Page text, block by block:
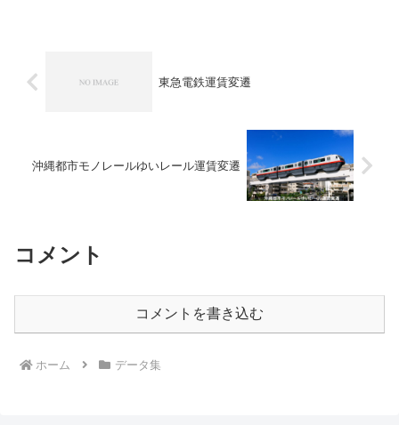
東急電鉄運賃変遷
沖縄都市モノレールゆいレール運賃変遷
コメント
コメントを書き込む
ホーム データ集